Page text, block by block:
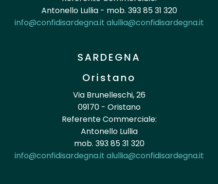
Antonello Lullia - mob. 393 85 31 320
info@confidisardegna.it alullia@confidisardegna.it
SARDEGNA
Oristano
Via Brunelleschi, 26
09170 - Oristano
Referente Commerciale:
Antonello Lullia
mob. 393 85 31 320
info@confidisardegna.it alullia@confidisardegna.it